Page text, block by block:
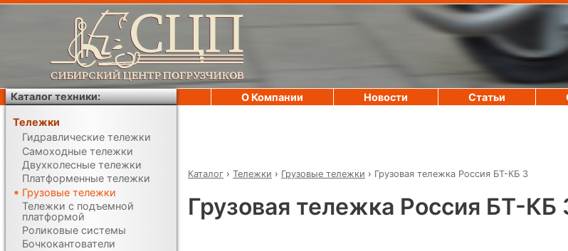
Каталог › Тележки › Грузовые тележки › Грузовая тележка Россия БТ-КБ 3
Грузовая тележка Россия БТ-КБ
О Компании Новости Статьи
Каталог техники:
Тележки
Гидравлические тележки
Самоходные тележки
Двухколесные тележки
Платформенные тележки
Грузовые тележки
Тележки с подъемной
платформой
Роликовые системы
Бочкокантователи